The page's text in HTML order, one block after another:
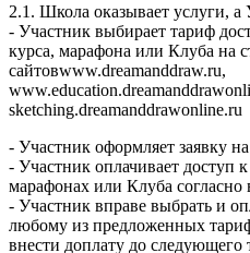
2.1. Школа оказывает услуги,
- Участник выбирает тариф
курса, марафона или Клуба на
сайтовwww.dreamanddraw.ru,
sketching.dreamanddrawonline.ru
- Участник оформляет заявку
- Участник оплачивает доступ
марафонах или Клуба
- Участник вправе выбрать и
любому из предложенных
внести доплату до следующего